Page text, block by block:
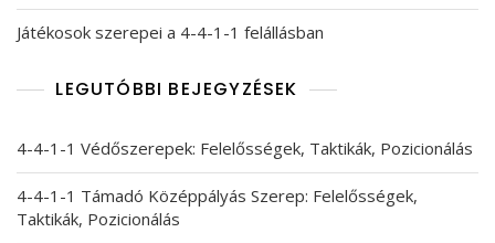
Játékosok szerepei a 4-4-1-1 felállásban
LEGUTÓBBI BEJEGYZÉSEK
4-4-1-1 Védőszerepek: Felelősségek, Taktikák, Pozicionálás
4-4-1-1 Támadó Középpályás Szerep: Felelősségek,
Taktikák, Pozicionálás